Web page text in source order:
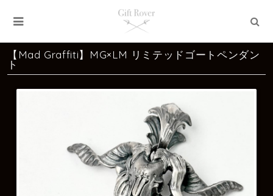
【Mad Graffiti】MG×LM リミテッドゴートペンダン
ト